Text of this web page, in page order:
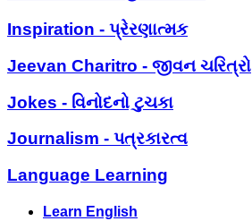
Inspiration - પ્રેરણાત્મક
Jeevan Charitro - જીવન ચરિત્રો
Jokes - વિનોદનો ટુચકા
Journalism - પત્રકારત્વ
Language Learning
Learn English